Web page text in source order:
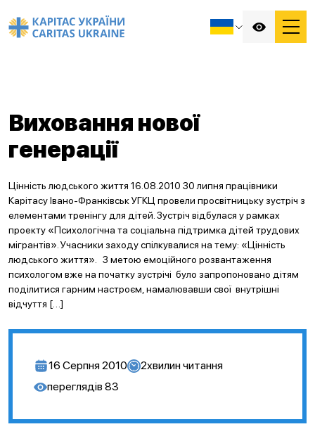
Виховання нової
генерації
Цінність людського життя 16.08.2010 30 липня працівники
Карітасу Івано-Франківськ УГКЦ провели просвітницьку зустріч з
елементами тренінгу для дітей. Зустріч відбулася у рамках
проекту «Психологічна та соціальна підтримка дітей трудових
мігрантів». Учасники заходу спілкувалися на тему: «Цінність
людського життя». З метою емоційного розвантаження
психологом вже на початку зустрічі було запропоновано дітям
поділитися гарним настроєм, намалювавши свої внутрішні
відчуття […]
16 Серпня 2010 2хвилин читання
переглядів 83